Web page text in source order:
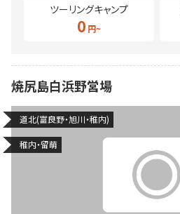
ツーリングキャンプ
0
焼尻島白浜野営場
道北(富良野・旭川・稚内)
稚内・留萌